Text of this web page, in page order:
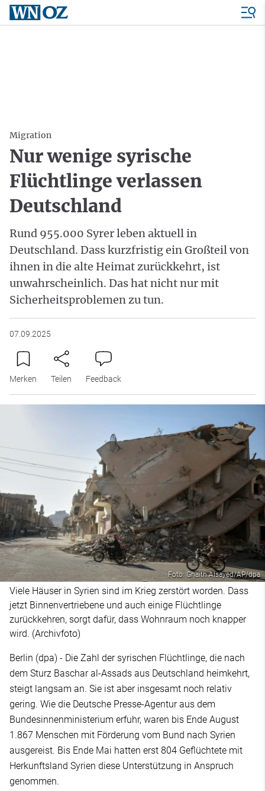
Migration
Nur wenige syrische
Flüchtlinge verlassen
Deutschland
Rund 955.000 Syrer leben aktuell in
Deutschland. Dass kurzfristig ein Großteil von
ihnen in die alte Heimat zurückkehrt, ist
unwahrscheinlich. Das hat nicht nur mit
Sicherheitsproblemen zu tun.
07.09.2025
Merken Teilen Feedback
Foto: Ghaith Alsayed/AP/dpa
Viele Häuser in Syrien sind im Krieg zerstört worden. Dass
jetzt Binnenvertriebene und auch einige Flüchtlinge
zurückkehren, sorgt dafür, dass Wohnraum noch knapper
wird. (Archivfoto)
Berlin (dpa) - Die Zahl der syrischen Flüchtlinge, die nach
dem Sturz Baschar al-Assads aus Deutschland heimkehrt,
steigt langsam an. Sie ist aber insgesamt noch relativ
gering. Wie die Deutsche Presse-Agentur aus dem
Bundesinnenministerium erfuhr, waren bis Ende August
1.867 Menschen mit Förderung vom Bund nach Syrien
ausgereist. Bis Ende Mai hatten erst 804 Geflüchtete mit
Herkunftsland Syrien diese Unterstützung in Anspruch
genommen.